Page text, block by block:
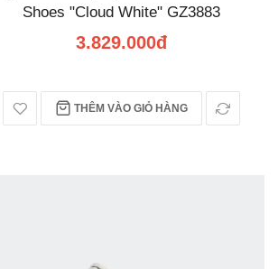
Shoes "Cloud White" GZ3883
3.829.000đ
THÊM VÀO GIỎ HÀNG